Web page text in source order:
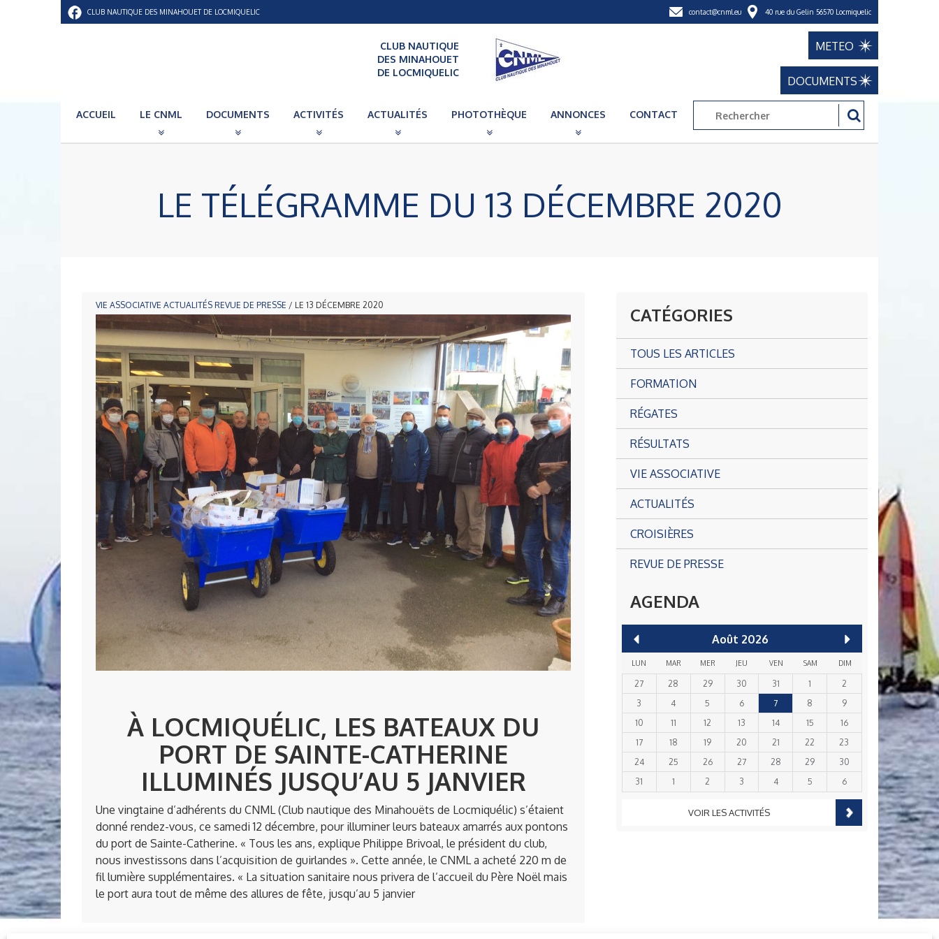
CLUB NAUTIQUE DES MINAHOUET DE LOCMIQUELIC 40 rue du Gelin 56570 Locmiquelic
contact@cnml.eu
CLUB NAUTIQUE
DES MINAHOUET
DE LOCMIQUELIC
METEO
DOCUMENTS
ACCUEIL LE CNML DOCUMENTS ACTIVITÉS ACTUALITÉS PHOTOTHÈQUE ANNONCES CONTACT
LE TÉLÉGRAMME DU 13 DÉCEMBRE 2020
VIE ASSOCIATIVE ACTUALITÉS REVUE DE PRESSE / LE 13 DÉCEMBRE 2020
À LOCMIQUÉLIC, LES BATEAUX DU
PORT DE SAINTE-CATHERINE
ILLUMINÉS JUSQU’AU 5 JANVIER
Une vingtaine d’adhérents du CNML (Club nautique des Minahouëts de Locmiquélic) s’étaient
donné rendez-vous, ce samedi 12 décembre, pour illuminer leurs bateaux amarrés aux pontons
du port de Sainte-Catherine. « Tous les ans, explique Philippe Brivoal, le président du club,
nous investissons dans l’acquisition de guirlandes ». Cette année, le CNML a acheté 220 m de
fil lumière supplémentaires. « La situation sanitaire nous privera de l’accueil du Père Noël mais
le port aura tout de même des allures de fête, jusqu’au 5 janvier
CATÉGORIES
TOUS LES ARTICLES
FORMATION
RÉGATES
RÉSULTATS
VIE ASSOCIATIVE
ACTUALITÉS
CROISIÈRES
REVUE DE PRESSE
AGENDA
Août 2026
LUN MAR MER JEU VEN SAM DIM
27 28 29 30 31 1
2
3
4 5 6 7 8
9
10
11 12 13 14 15
16
17
18 19 20 21 22
23
24
25 26 27 28 29
30
31
1 2 3 4 5 6
VOIR LES ACTIVITÉS